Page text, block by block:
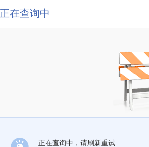
正在查询中
正在查询中，请刷新重试